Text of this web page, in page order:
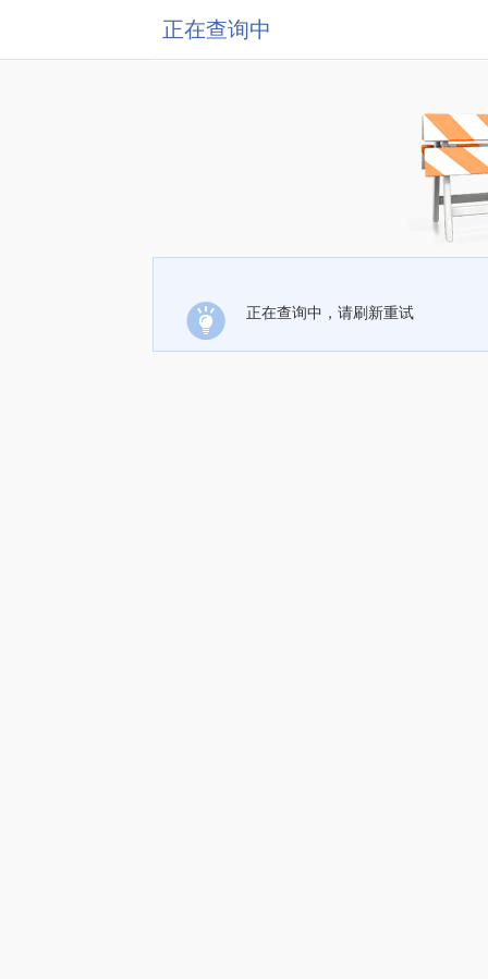
正在查询中
正在查询中，请刷新重试